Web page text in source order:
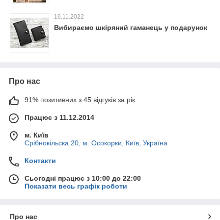
16.11.2022
Вибираємо шкіряний гаманець у подарунок
Про нас
91% позитивних з 45 відгуків за рік
Працює з 11.12.2014
м. Київ
Срібнокільска 20, м. Осокорки, Київ, Україна
Контакти
Сьогодні працює з 10:00 до 22:00
Показати весь графік роботи
Про нас